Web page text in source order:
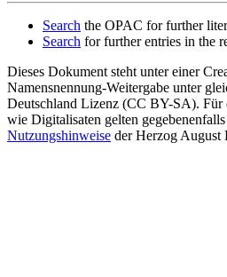
Search the OPAC for further
Search for further entries in the
Dieses Dokument steht unter einer
Namensnennung-Weitergabe unter
Deutschland Lizenz (CC BY-SA). Für
wie Digitalisaten gelten
Nutzungshinweise der Herzog